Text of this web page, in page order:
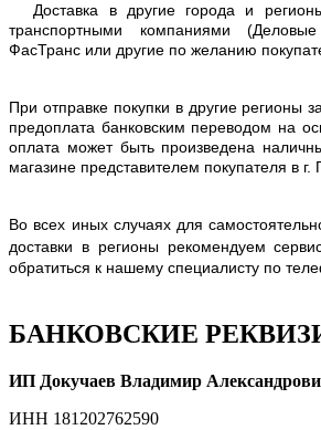
Доставка в другие города и
транспортными компаниями
ФасТранс или другие по желанию
При отправке покупки в другие регионы
предоплата банковским переводом на
оплата может быть произведена
магазине представителем покупателя в г.
Во всех иных случаях для
доставки в регионы рекомендуем
обратиться к нашему специалисту по
БАНКОВСКИЕ
ИП Докучаев Владимир
ИНН 181202762590